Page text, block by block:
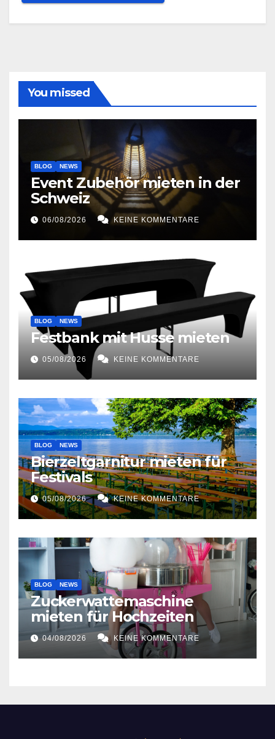
You missed
BLOG NEWS
Event Zubehör mieten in der
Schweiz
06/08/2026 KEINE KOMMENTARE
BLOG NEWS
Festbank mit Husse mieten
05/08/2026 KEINE KOMMENTARE
BLOG NEWS
Bierzeltgarnitur mieten für
Festivals
05/08/2026 KEINE KOMMENTARE
BLOG NEWS
Zuckerwattemaschine
mieten für Hochzeiten
04/08/2026 KEINE KOMMENTARE